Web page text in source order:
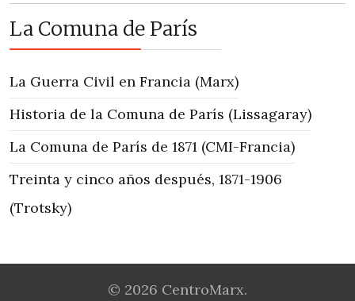
La Comuna de París
La Guerra Civil en Francia (Marx)
Historia de la Comuna de París (Lissagaray)
La Comuna de París de 1871 (CMI-Francia)
Treinta y cinco años después, 1871-1906
(Trotsky)
© 2026 CentroMarx.